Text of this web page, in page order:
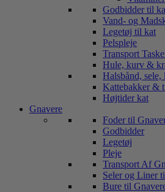
Godbidder til
Vand- og
Legetøj til kat
Pelspleje
Transport
Hule, kurv &
Halsbånd,
Kattebakker &
Højtider kat
Gnavere
Foder til
Godbidder
Legetøj
Pleje
Transport Af
Seler og Liner
Bure til